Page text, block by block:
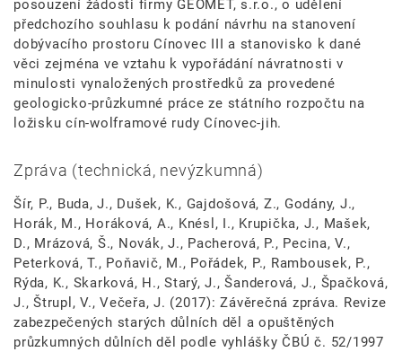
posouzení žádosti firmy GEOMET, s.r.o., o udělení
předchozího souhlasu k podání návrhu na stanovení
dobývacího prostoru Cínovec III a stanovisko k dané
věci zejména ve vztahu k vypořádání návratnosti v
minulosti vynaložených prostředků za provedené
geologicko-průzkumné práce ze státního rozpočtu na
ložisku cín-wolframové rudy Cínovec-jih.
Zpráva (technická, nevýzkumná)
Šír, P., Buda, J., Dušek, K., Gajdošová, Z., Godány, J.,
Horák, M., Horáková, A., Knésl, I., Krupička, J., Mašek,
D., Mrázová, Š., Novák, J., Pacherová, P., Pecina, V.,
Peterková, T., Poňavič, M., Pořádek, P., Rambousek, P.,
Rýda, K., Skarková, H., Starý, J., Šanderová, J., Špačková,
J., Štrupl, V., Večeřa, J. (2017): Závěrečná zpráva. Revize
zabezpečených starých důlních děl a opuštěných
průzkumných důlních děl podle vyhlášky ČBÚ č. 52/1997